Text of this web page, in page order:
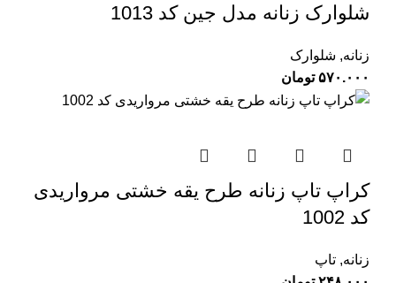
شلوارک زنانه مدل جین کد 1013
زنانه, شلوارک
۵۷۰.۰۰۰ تومان
کراپ تاپ زنانه طرح یقه خشتی مرواریدی
کد 1002
زنانه, تاپ